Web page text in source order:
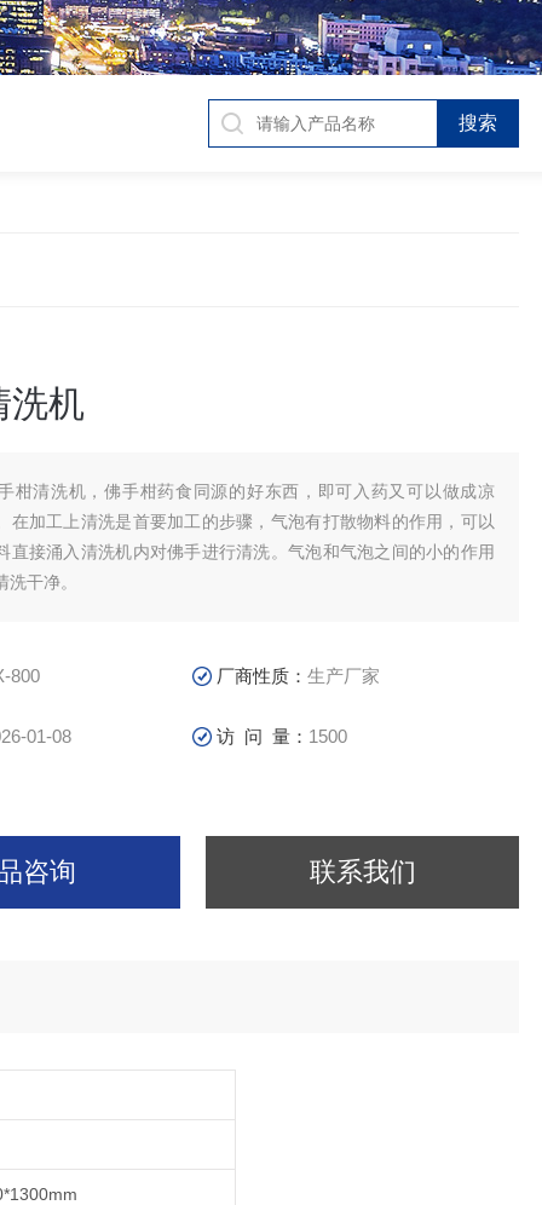
洗机
柑清洗机，佛手柑药食同源的好东西，即可入药又可以做成凉
在加工上清洗是首要加工的步骤，气泡有打散物料的作用，可以
直接涌入清洗机内对佛手进行清洗。气泡和气泡之间的小的作用
干净。
800 厂商性质：生产厂家
01-08 访 问 量： 1500
咨询 联系我们